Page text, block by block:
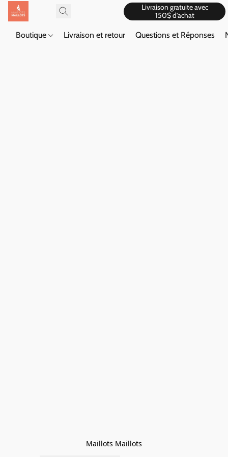
Livraison gratuite avec
150$ d'achat
Boutique Livraison et retour Questions et Réponses
Maillots Maillots